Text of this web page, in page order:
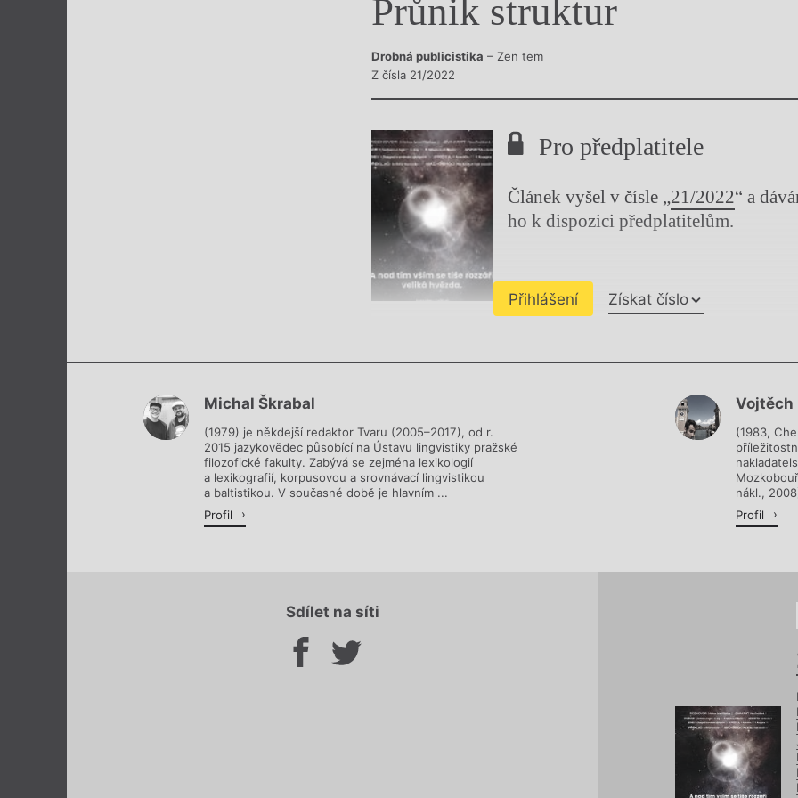
Výroční cenyPrůnik struktur
Drobná publicistika – Zen tem
Z čísla 21/2022
Pro předplatitele
Článek vyšel v čísle „21/2022“ a
ho k dispozici předplatitelům.
Přihlášení Získat číslo
Chviličku.
Michal Škrabal
(1979) je někdejší redaktor Tvaru (2005–2017), od r.
2015 jazykovědec působící na Ústavu lingvistiky pražské
filozofické fakulty. Zabývá se zejména lexikologií
a lexikografií, korpusovou a srovnávací lingvistikou
a baltistikou. V současné době je hlavním ...
Profil
Vojtěch
(1983,
nákl.,
Profil
Sdílet na síti